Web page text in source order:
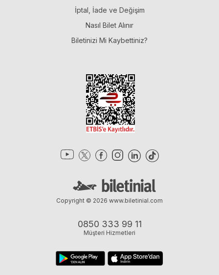
İptal, İade ve Değişim
Nasıl Bilet Alınır
Biletinizi Mi Kaybettiniz?
0850 333 99 11
Müşteri Hizmetleri
Copyright © 2026 www.biletinial.com